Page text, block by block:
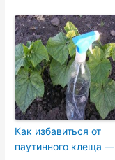
Как избавиться от
паутинного клеща —